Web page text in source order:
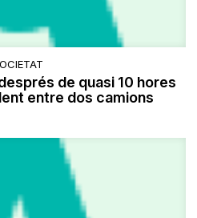
de quasi 10 hores
entre dos camions